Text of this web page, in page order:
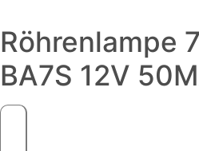
Röhrenlampe
BA7S 12V